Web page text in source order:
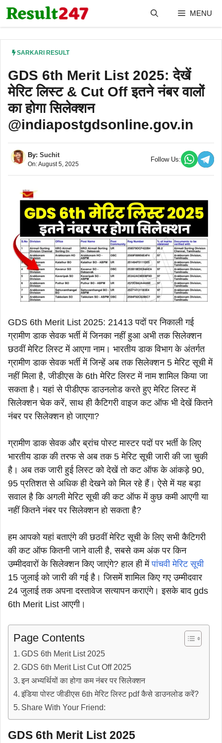
Skip
to
MENU
SARKARI RESULT
GDS 6th Merit List 2025: देखें
मेरिट लिस्ट & Cut Off इतने नंबर वालों
का होगा सिलेक्शन
@indiapostgdsonline.gov.in
By: Suchit
On: August 5, 2025
Follow Us:
GDS 6th Merit List 2025: 21413 पदों पर निकाली गई
ग्रामीण डाक सेवक भर्ती में जिनका नहीं हुआ अभी तक सिलेक्शन
छठवीं मेरिट लिस्ट में आएगा नाम। भारतीय डाक विभाग के अंतर्गत
ग्रामीण डाक सेवक भर्ती में जिन्हें अब तक सिलेक्शन 5 मेरिट सूची में
नहीं मिला है, जीडीएस के 6th मेरिट लिस्ट में नाम शामिल किया जा
सकता है। यहां से पीडीएफ डाउनलोड करते हुए मेरिट लिस्ट में
सिलेक्शन चेक करें, साथ ही कैटिगरी वाइज कट ऑफ भी देखें कितने
नंबर पर सिलेक्शन हो जाएगा?
ग्रामीण डाक सेवक और ब्रांच पोस्ट मास्टर पदों पर भर्ती के लिए
भारतीय डाक की तरफ से अब तक 5 मेरिट सूची जारी की जा चुकी
है। अब तक जारी हुई लिस्ट को देखें तो कट ऑफ के आंकड़े 90,
95 प्रतिशत से अधिक ही देखने को मिल रहे हैं। ऐसे में यह बड़ा
सवाल है कि अगली मेरिट सूची की कट ऑफ में कुछ कमी आएगी या
नहीं कितने नंबर पर सिलेक्शन हो सकता है?
हम आपको यहां बताएंगे की छठवीं मेरिट सूची के लिए सभी कैटिगरी
की कट ऑफ कितनी जाने वाली है, सबसे कम अंक पर किन
उम्मीदवारों के सिलेक्शन किए जाएंगे? हाल ही मेंपांचवी मेरिट सूची
15 जुलाई को जारी की गई है। जिसमें शामिल किए गए उम्मीदवार
24 जुलाई तक अपना दस्तावेज सत्यापन कराएंगे। इसके बाद gds
6th Merit List आएगी।
Page Contents
GDS 6th Merit List 2025
GDS 6th Merit List Cut Off 2025
इन अभ्यर्थियों का होगा कम नंबर पर सिलेक्शन
इंडिया पोस्ट जीडीएस 6th मेरिट लिस्ट pdf कैसे डाउनलोड करें?
Share With Your Friend:
GDS 6th Merit List 2025